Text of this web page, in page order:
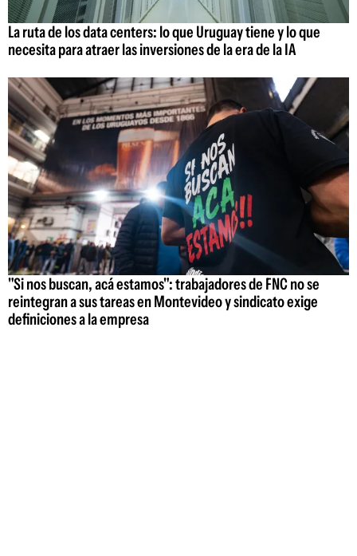
La ruta de los data centers: lo que Uruguay tiene y lo que
necesita para atraer las inversiones de la era de la IA
"Si nos buscan, acá estamos": trabajadores de FNC no se
reintegran a sus tareas en Montevideo y sindicato exige
definiciones a la empresa